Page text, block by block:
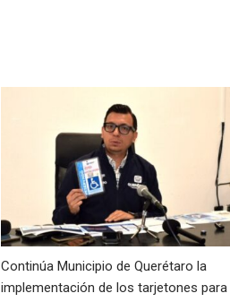
Continúa Municipio de Querétaro la
implementación de los tarjetones para